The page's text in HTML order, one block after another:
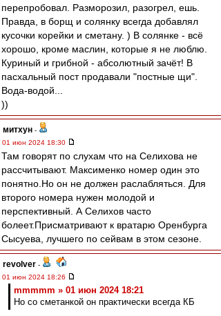
перепробовал. Разморозил, разогрел, ешь.
Правда, в борщ и солянку всегда добавлял
кусочки корейки и сметану. ) В солянке - всё
хорошо, кроме маслин, которые я не люблю.
Куриный и грибной - абсолютный зачёт! В
пасхальный пост продавали "постные щи".
Вода-водой...
))
митхун -
01 июн 2024 18:30
Там говорят по слухам что на Селихова не
рассчитывают. Максименко номер один это
понятно.Но он не должен раслабляться. Для
второго номера нужен молодой и
перспективный. А Селихов часто
болеет.Присматривают к вратарю Оренбурга
Сысуева, лучшего по сейвам в этом сезоне.
revolver -
01 июн 2024 18:26
mmmmm » 01 июн 2024 18:21
Но со сметанкой он практически всегда КБ